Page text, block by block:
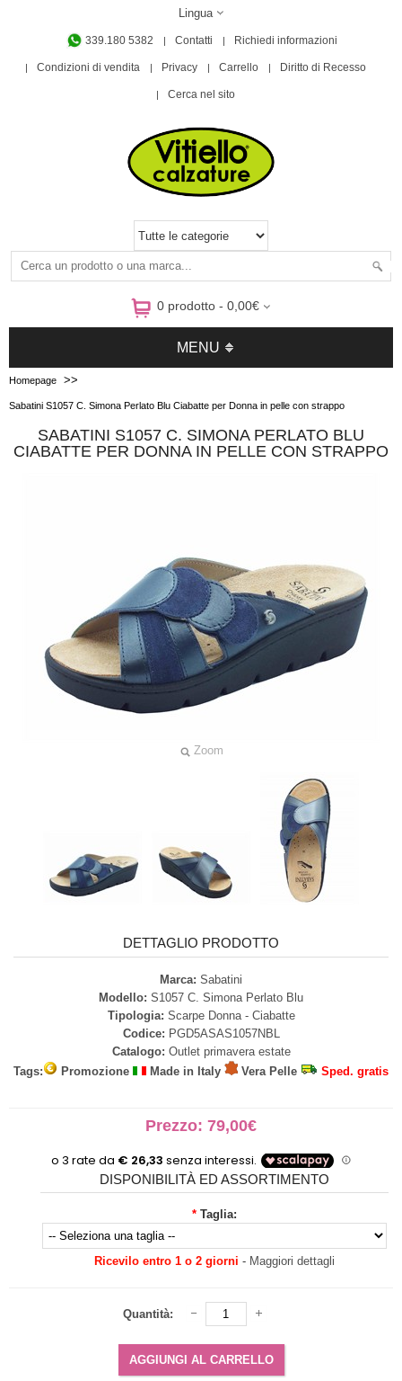
Lingua
339.180 5382 Contatti Richiedi informazioni
Condizioni di vendita Privacy Carrello Diritto di Recesso
Cerca nel sito
0 prodotto - 0,00€
MENU
Homepage >>
Sabatini S1057 C. Simona Perlato Blu Ciabatte per Donna in pelle con strappo
SABATINI S1057 C. SIMONA PERLATO BLU
CIABATTE PER DONNA IN PELLE CON STRAPPO
Zoom
DETTAGLIO PRODOTTO
Marca: Sabatini
Modello: S1057 C. Simona Perlato Blu
Tipologia: Scarpe Donna - Ciabatte
Codice: PGD5ASAS1057NBL
Catalogo: Outlet primavera estate
Tags:
Promozione Made in Italy Vera Pelle Sped. gratis
Prezzo: 79,00€
DISPONIBILITÀ ED ASSORTIMENTO
* Taglia:
Ricevilo entro 1 o 2 giorni - Maggiori dettagli
Quantità: